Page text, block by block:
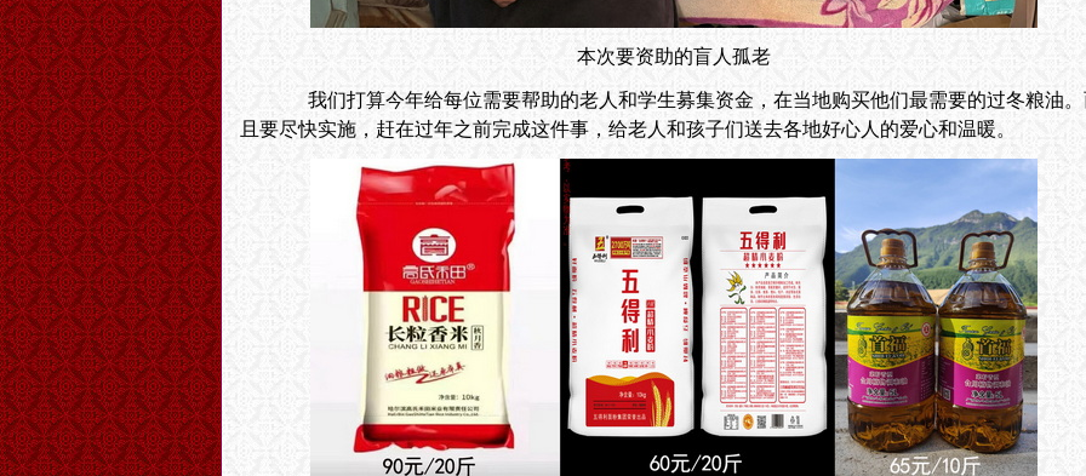
本次要资助的盲人孤老
我们打算今年给每位需要帮助的老人和学生募集资金，在当地购买他们最需要的过冬粮油。
且要尽快实施，赶在过年之前完成这件事，给老人和孩子们送去各地好心人的爱心和温暖。